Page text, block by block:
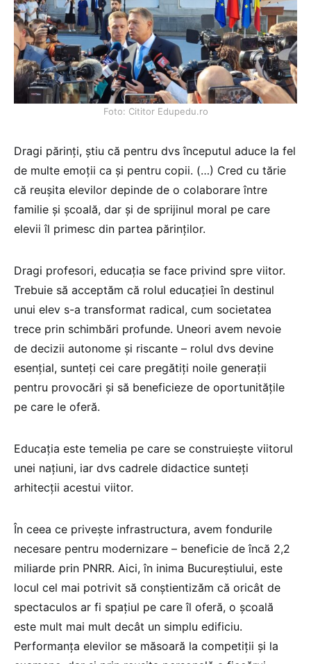
Foto: Cititor Edupedu.ro
Dragi părinți, știu că pentru dvs începutul aduce la fel
de multe emoții ca și pentru copii. (…) Cred cu tărie
că reușita elevilor depinde de o colaborare între
familie și școală, dar și de sprijinul moral pe care
elevii îl primesc din partea părinților.
Dragi profesori, educația se face privind spre viitor.
Trebuie să acceptăm că rolul educației în destinul
unui elev s-a transformat radical, cum societatea
trece prin schimbări profunde. Uneori avem nevoie
de decizii autonome și riscante – rolul dvs devine
esențial, sunteți cei care pregătiți noile generații
pentru provocări și să beneficieze de oportunitățile
pe care le oferă.
Educația este temelia pe care se construiește viitorul
unei națiuni, iar dvs cadrele didactice sunteți
arhitecții acestui viitor.
În ceea ce privește infrastructura, avem fondurile
necesare pentru modernizare – beneficie de încă 2,2
miliarde prin PNRR. Aici, în inima Bucureștiului, este
locul cel mai potrivit să conștientizăm că oricât de
spectaculos ar fi spațiul pe care îl oferă, o școală
este mult mai mult decât un simplu edificiu.
Performanța elevilor se măsoară la competiții și la